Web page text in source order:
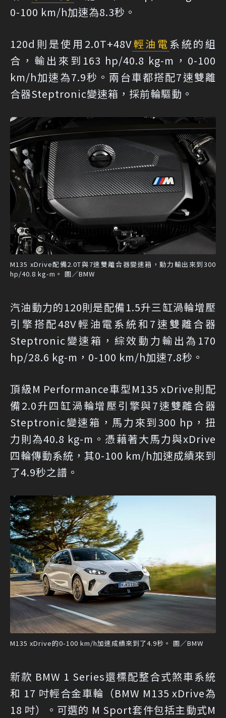
0-100 km/h加速為8.3秒。
120d則是使用2.0T+48V輕油電 系統的組
合，輸出來到163 hp/40.8 kg-m，0-100
km/h加速為7.9秒。兩台車都搭配7速雙離
合器Steptronic變速箱，採前輪驅動。
M135 xDrive配備2.0T與7速雙離合器變速箱，動力輸出來到300
hp/40.8 kg-m。 圖／BMW
汽油動力的120則是配備1.5升三缸渦輪增壓
引擎搭配48V輕油電系統和7速雙離合器
Steptronic變速箱，綜效動力輸出為170
hp/28.6 kg-m，0-100 km/h加速7.8秒。
頂級M Performance車型M135 xDrive則配
備2.0升四缸渦輪增壓引擎與7速雙離合器
Steptronic變速箱，馬力來到300 hp，扭
力則為40.8 kg-m。憑藉著大馬力與xDrive
四輪傳動系統，其0-100 km/h加速成績來到
了4.9秒之譜。
M135 xDrive的0-100 km/h加速成績來到了4.9秒。 圖／BMW
新款 BMW 1 Series還標配整合式煞車系統
和 17 吋輕合金車輪（BMW M135 xDrive為
18 吋）。可選的 M Sport套件包括主動式M